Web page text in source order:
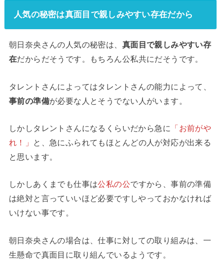
人気の秘密は真面目で親しみやすい存在だから
朝日奈央さんの人気の秘密は、 真面目で親しみやすい存
在だからだそうです。もちろん公私共にだそうです。
タレントさんによってはタレントさんの能力によって、
事前の準備が必要な人とそうでない人がいます。
しかしタレントさんになるくらいだから急に
「お前がや
れ！」
と、急にふられてもほとんどの人が対応が出来る
と思います。
しかしあくまでも仕事は公私の公ですから、事前の準備
は絶対と言っていいほど必要ですしやっておかなければ
いけない事です。
朝日奈央さんの場合は、仕事に対しての取り組みは、一
生懸命で真面目に取り組んでいるようです。